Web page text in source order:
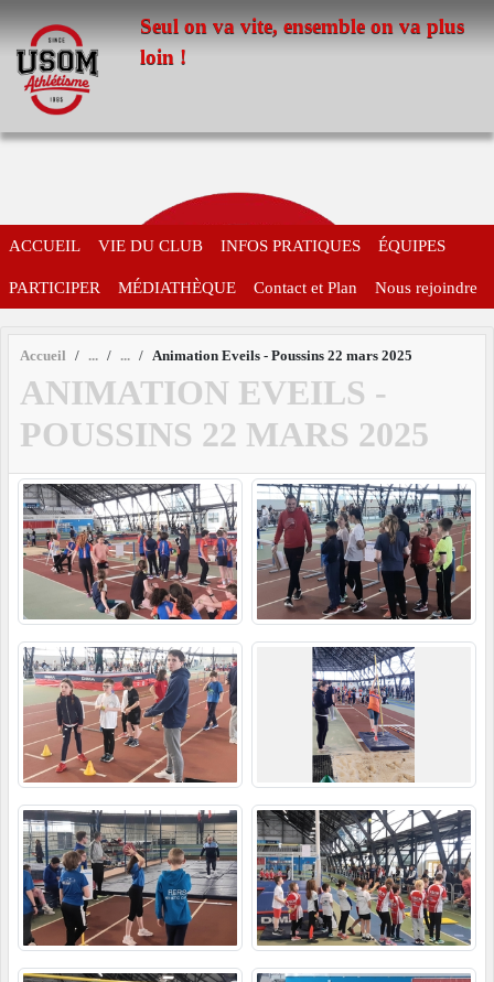
Seul on va vite, ensemble on va plus
loin !
ACCUEIL VIE DU CLUB INFOS PRATIQUES ÉQUIPES
PARTICIPER MÉDIATHÈQUE Contact et Plan Nous rejoindre
Accueil Animation Eveils - Poussins 22 mars 2025
ANIMATION EVEILS -
POUSSINS 22 MARS 2025